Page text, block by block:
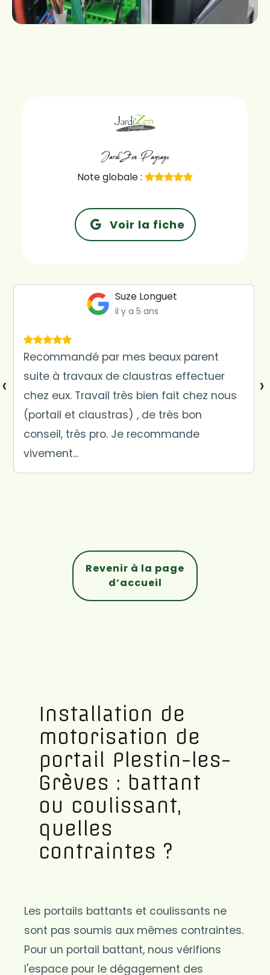
Jardi'Zen Paysage
Note globale :
Voir la fiche
Suze Longuet
il y a 5 ans
Recommandé par mes beaux parent
suite à travaux de claustras effectuer
chez eux. Travail très bien fait chez nous
(portail et claustras) , de très bon
conseil, très pro. Je recommande
vivement...
‹ ›
Revenir à la page
d’accueil
Installation de
motorisation de
portail Plestin-les-
Grèves : battant
ou coulissant,
quelles
contraintes ?
Les portails battants et coulissants ne
sont pas soumis aux mêmes contraintes.
Pour un portail battant, nous vérifions
l'espace pour le dégagement des